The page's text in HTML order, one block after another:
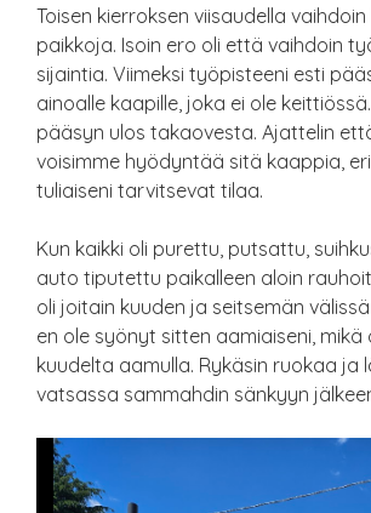
Toisen kierroksen viisaudella
paikkoja. Isoin ero oli että vaihdoin
sijaintia. Viimeksi työpisteeni esti
ainoalle kaapille, joka ei ole
pääsyn ulos takaovesta. Ajattelin
voisimme hyödyntää sitä kaappia,
tuliaiseni tarvitsevat tilaa.
Kun kaikki oli purettu, putsattu,
auto tiputettu paikalleen aloin
oli joitain kuuden ja seitsemän
en ole syönyt sitten aamiaiseni, mikä
kuudelta aamulla. Rykäsin ruokaa ja
vatsassa sammahdin sänkyyn